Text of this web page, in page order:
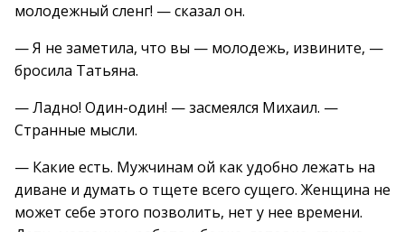
молодежный сленг! — сказал он.
— Я не заметила, что вы — молодежь, извините, —
бросила Татьяна.
— Ладно! Один-один! — засмеялся Михаил. —
Странные мысли.
— Какие есть. Мужчинам ой как удобно лежать на
диване и думать о тщете всего сущего. Женщина не
может себе этого позволить, нет у нее времени.